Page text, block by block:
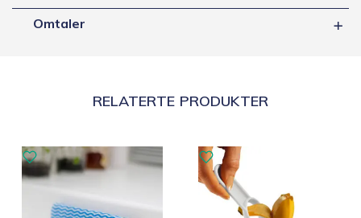
Omtaler
RELATERTE PRODUKTER